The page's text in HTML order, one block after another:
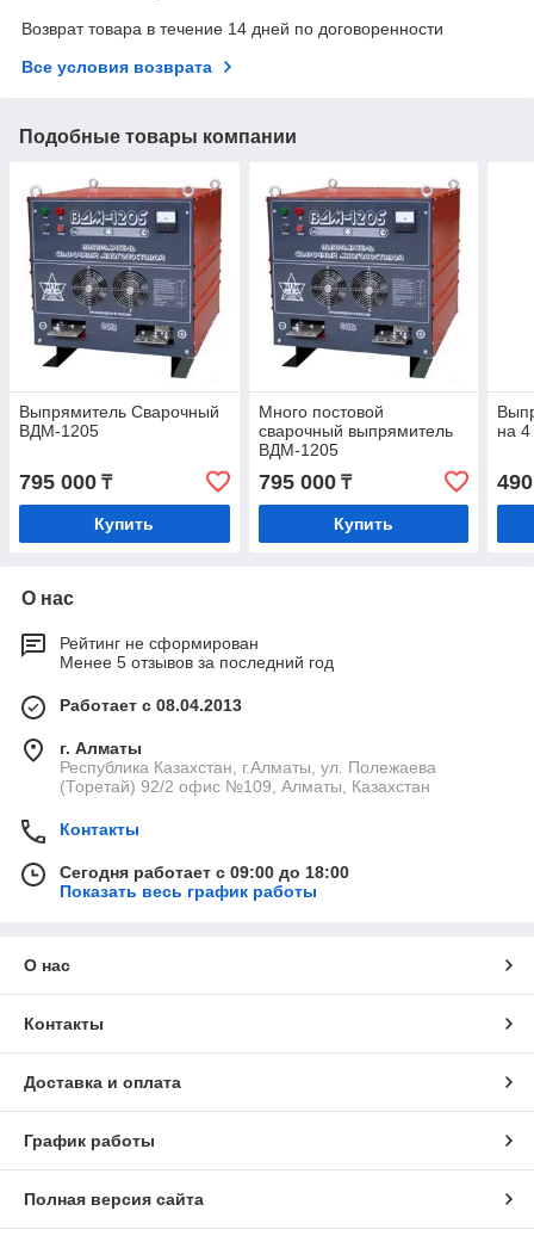
Возврат товара в течение 14 дней по договоренности
Все условия возврата
Подобные товары компании
Выпрямитель Сварочный
ВДМ-1205
795 000 ₸
Купить
Много постовой
сварочный выпрямитель
ВДМ-1205
795 000₸
Купить
на 4
О нас
Рейтинг не сформирован
Менее 5 отзывов за последний год
Работает с 08.04.2013
г. Алматы
Республика Казахстан, г.Алматы, ул. Полежаева
(Торетай) 92/2 офис №109, Алматы, Казахстан
Контакты
Сегодня работает с 09:00 до 18:00
Показать весь график работы
О нас
Контакты
Доставка и оплата
График работы
Полная версия сайта